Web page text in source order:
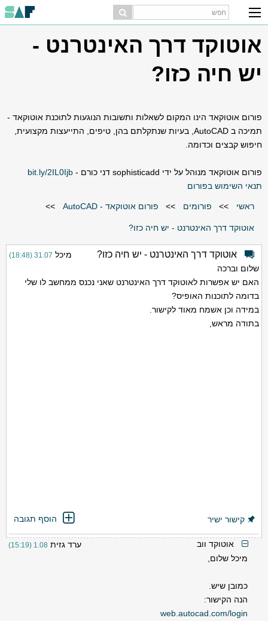
אוטוקד דרך האינטרנט -
יש חיה כזו?
פורום אוטוקאד הינו המקום לשאלות ותשובות הנוגעות לתוכנת אוטוקאד -
תמיכה ב AutoCAD, בעיות שנתקלתם בהן, טיפים, התייעצות מקצועית,
חיפוש קבצים וכדומה.
פורום אוטוקאד מנוהל על ידי sophisticadd דני כורם -
bit.ly/2IL0Ijb
תנאי השימוש בפורום
ראשי >> פורומים >> פורום אוטוקאד - AutoCAD >>
אוטוקד דרך האינטרנט - יש חיה כזו?
אוטוקד דרך האינטרנט - יש חיה כזו? מיכל 31.07 (18:48)
שלום וברכה
האם יש אפשרות לאוטוקד דרך האינטרנט שאני נכנס ממחשב לו שלי
בדומה לתוכנות האופיס?
במידה וכן אשמח מאוד לקישור.
בתודה מראש,
הוסף תגובה קישור ישיר
אוטוקד ווב ערד גזית 1.08 (15:19)
מיכל שלום,
כמובן שיש.
הנה הקישור:
web.autocad.com/login